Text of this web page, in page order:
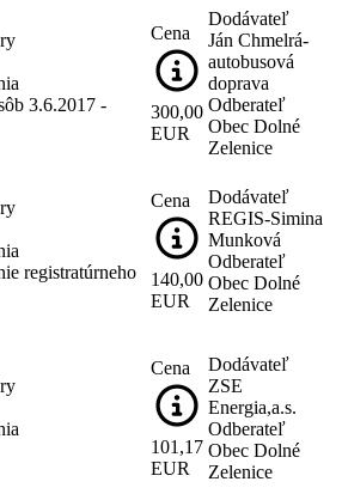
3.6.2017 -
Cena
300,00
EUR
Dodávateľ
Ján Chmelrá-
autobusová
doprava
Odberateľ
Obec Dolné
Zelenice
registratúrneho
Cena
140,00
EUR
Dodávateľ
REGIS-Simina
Munková
Odberateľ
Obec Dolné
Zelenice
Cena
101,17
EUR
Dodávateľ
ZSE
Energia,a.s.
Odberateľ
Obec Dolné
Zelenice